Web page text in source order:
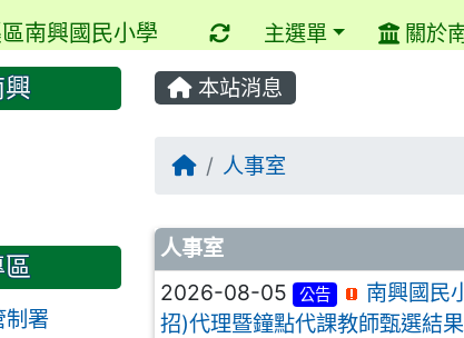
南興國民小學 重新取得佈景設定
主選單 關於
本站消息
回首頁
人事室
文章列表
人事室
2026-08-05 公告
南興國民
招)代理暨鐘點代課教師甄選結
區
制署